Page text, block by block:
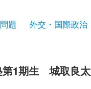
題
外交・国際政治
第1期生 城取良太